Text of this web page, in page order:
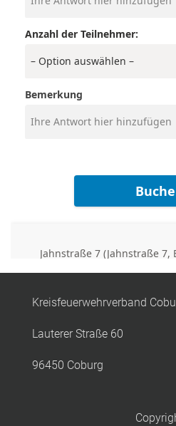
Kreisfeuerwehrverband
Lauterer Straße 60
96450 Coburg